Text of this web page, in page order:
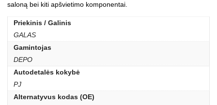
saloną bei kiti apšvietimo komponentai.
Priekinis / Galinis
GALAS
Gamintojas
DEPO
Autodetalės kokybė
PJ
Alternatyvus kodas (OE)